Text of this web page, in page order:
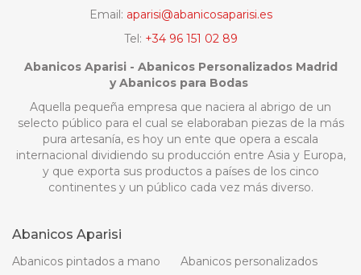
Email: aparisi@abanicosaparisi.es
Tel: +34 96 151 02 89
Abanicos Aparisi - Abanicos Personalizados Madrid
y Abanicos para Bodas
Aquella pequeña empresa que naciera al abrigo de un
selecto público para el cual se elaboraban piezas de la más
pura artesanía, es hoy un ente que opera a escala
internacional dividiendo su producción entre Asia y Europa,
y que exporta sus productos a países de los cinco
continentes y un público cada vez más diverso.
Abanicos Aparisi
Abanicos pintados a mano
Abanicos personalizados